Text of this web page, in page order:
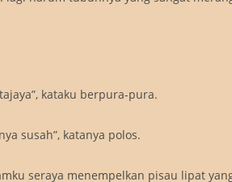
kataku berpura-pura.
susah”, katanya polos.
seraya menempelkan pisau lipat